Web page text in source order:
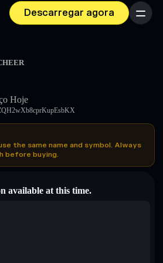
Descarregar agora Menu
Hoje
the same name and symbol. Always
before buying.
available at this time.